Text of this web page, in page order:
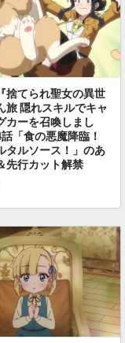
捨てられ聖女の異世
旅 隠れスキルでキャ
カーを召喚しまし
「食の悪魔降臨！
タルソース！」のあ
先行カット解禁